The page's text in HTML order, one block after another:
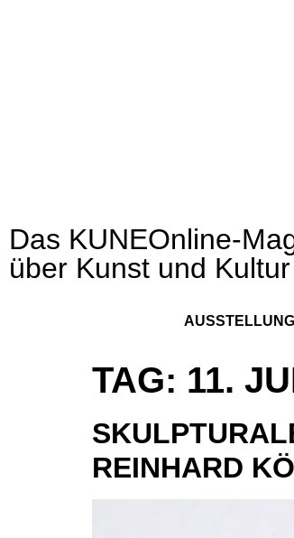
Das KUNEOnline-
über Kunst und Kultur
TAG: 11.
REINHARD